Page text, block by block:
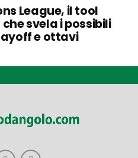
League, il tool
che svela i possibili
e ottavi